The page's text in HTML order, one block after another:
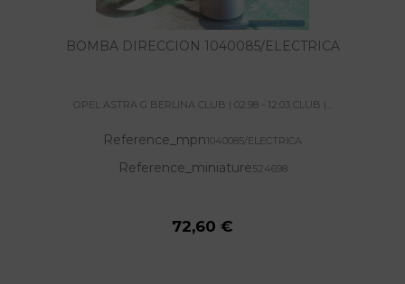
BOMBA DIRECCION 1040085/ELECTRICA
OPEL ASTRA G BERLINA CLUB | 02.98 - 12.03 CLUB |...
Reference_mpn1040085/ELECTRICA
Reference_miniature524698
72,60 €